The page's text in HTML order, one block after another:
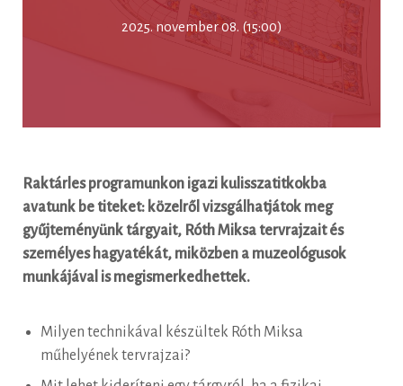
2025. november 08. (15:00)
Raktárles programunkon igazi kulisszatitkokba
avatunk be titeket: közelről vizsgálhatjátok meg
gyűjteményünk tárgyait, Róth Miksa tervrajzait és
személyes hagyatékát, miközben a muzeológusok
munkájával is megismerkedhettek.
Milyen technikával készültek Róth Miksa
műhelyének tervrajzai?